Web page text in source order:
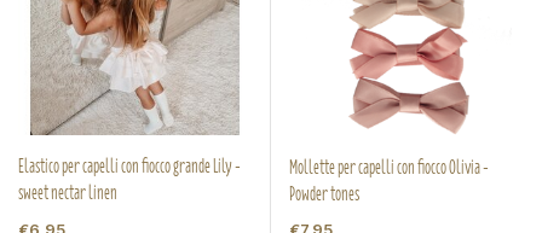
Elastico per capelli con fiocco grande Lily -
sweet nectar linen
Mollette per capelli con fiocco Olivia -
Powder tones